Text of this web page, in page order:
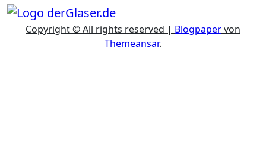
Copyright © All rights reserved | Blogpapervon
Themeansar.